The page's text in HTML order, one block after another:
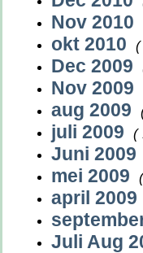
Nov 2010
okt 2010
(
Dec 2009
Nov 2009
aug 2009
juli 2009 (
Juni 2009
mei 2009
april 2009
Juli Aug